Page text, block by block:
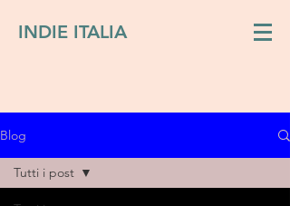
INDIE ITALIA
Blog
Tutti i post